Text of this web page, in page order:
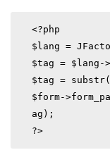
<?php
$lang =
$tag = $lang-
$tag =
$form-
ag);
?>